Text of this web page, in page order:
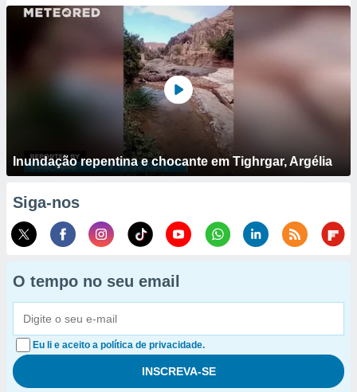
Inundação repentina e chocante em Tighrgar, Argélia
Siga-nos
O tempo no seu email
Eu li e aceito a política de privacidade.